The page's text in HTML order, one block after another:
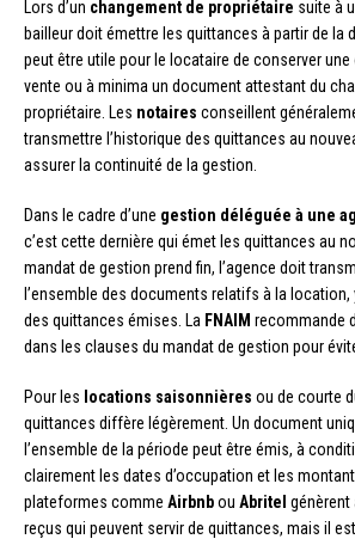
Lors d’un changement de propriétaire suite à
bailleur doit émettre les quittances à partir de la
peut être utile pour le locataire de conserver une
vente ou à minima un document attestant du
propriétaire. Les notaires conseillent
transmettre l’historique des quittances au
assurer la continuité de la gestion.
Dans le cadre d’une gestion déléguée à une
c’est cette dernière qui émet les quittances au
mandat de gestion prend fin, l’agence doit
l’ensemble des documents relatifs à la location,
des quittances émises. La FNAIM recommande
dans les clauses du mandat de gestion pour
Pour les locations saisonnières ou de courte
quittances diffère légèrement. Un document
l’ensemble de la période peut être émis, à
clairement les dates d’occupation et les
plateformes comme Airbnbou Abritel génèrent
reçus qui peuvent servir de quittances, mais il